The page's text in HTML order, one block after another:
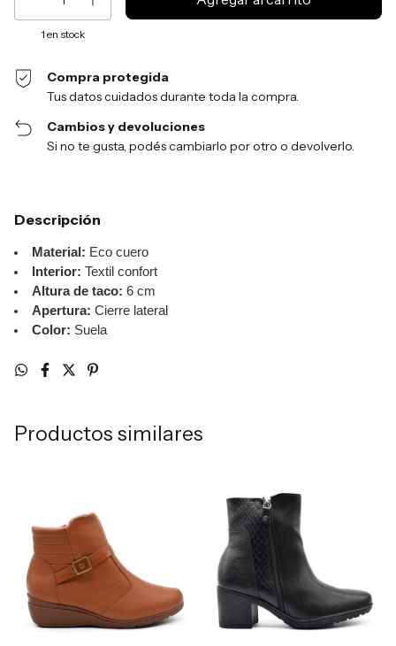
1 en stock
Compra protegida
Tus datos cuidados durante toda la compra.
Cambios y devoluciones
Si no te gusta, podés cambiarlo por otro o devolverlo.
Descripción
Material: Eco cuero
Interior: Textil confort
Altura de taco: 6 cm
Apertura: Cierre lateral
Color: Suela
Productos similares